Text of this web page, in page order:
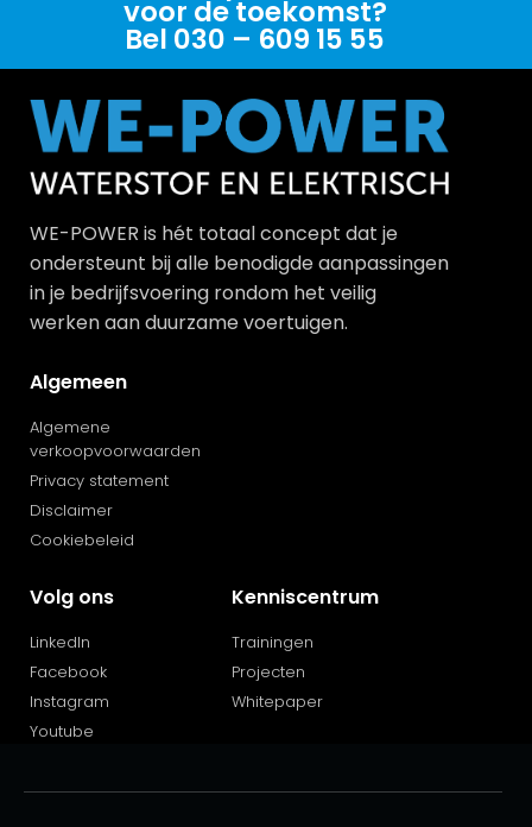
voor de toekomst?
Bel 030 – 609 15 55
WE-POWER is hét totaal concept dat je
ondersteunt bij alle benodigde aanpassingen
in je bedrijfsvoering rondom het veilig
werken aan duurzame voertuigen.
Algemeen
Algemene
verkoopvoorwaarden
Privacy statement
Disclaimer
Cookiebeleid
Volg ons
LinkedIn
Facebook
Instagram
Youtube
Kenniscentrum
Trainingen
Projecten
Whitepaper